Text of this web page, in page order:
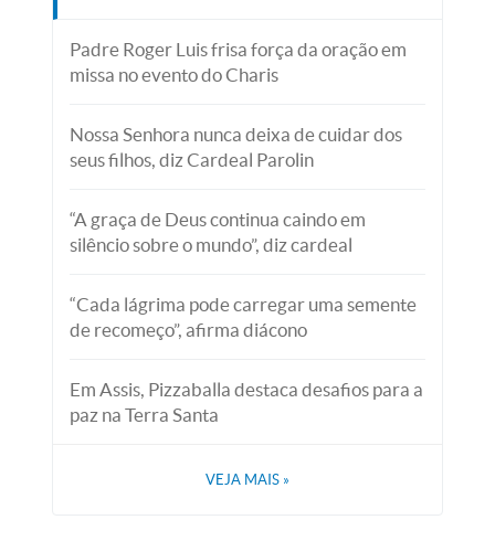
Padre Roger Luis frisa força da oração em
missa no evento do Charis
Nossa Senhora nunca deixa de cuidar dos
seus filhos, diz Cardeal Parolin
“A graça de Deus continua caindo em
silêncio sobre o mundo”, diz cardeal
“Cada lágrima pode carregar uma semente
de recomeço”, afirma diácono
Em Assis, Pizzaballa destaca desafios para a
paz na Terra Santa
VEJA MAIS »